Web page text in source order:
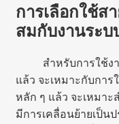
การเลือกใช้ส
สมกับงานระบ
สำหรับการใช้งาน
แล้ว จะเหมาะกับกา
หลัก ๆ แล้ว จะเหมาะ
มีการเคลื่อนย้ายเป็น